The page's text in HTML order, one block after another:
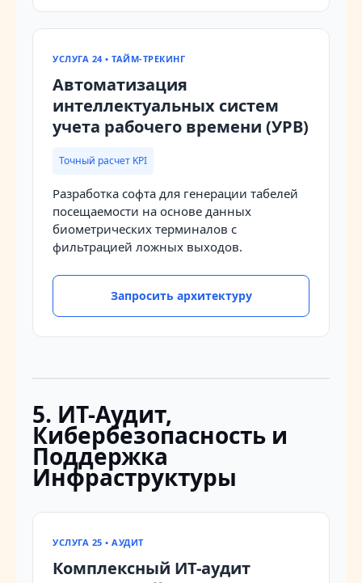
УСЛУГА 24 • ТАЙМ-ТРЕКИНГ
Автоматизация
интеллектуальных систем
учета рабочего времени (УРВ)
Точный расчет KPI
Разработка софта для генерации табелей
посещаемости на основе данных
биометрических терминалов с
фильтрацией ложных выходов.
Запросить архитектуру
5. ИТ-Аудит,
Кибербезопасность и
Поддержка
Инфраструктуры
УСЛУГА 25 • АУДИТ
Комплексный ИТ-аудит